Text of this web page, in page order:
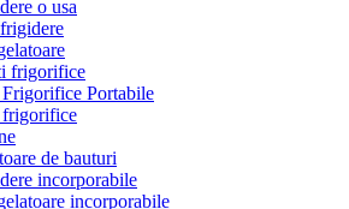
o usa
frigorifice
Portabile
de bauturi
incorporabile
incorporabile